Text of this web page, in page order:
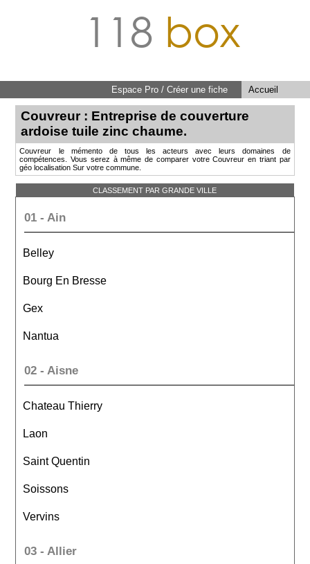
118 box
Accueil
Espace Pro / Créer une fiche
Couvreur : Entreprise de couverture
ardoise tuile zinc chaume.
Couvreur le mémento de tous les acteurs avec leurs domaines de
compétences. Vous serez à même de comparer votre Couvreur en triant par
géo localisation Sur votre commune.
CLASSEMENT PAR GRANDE VILLE
01 - Ain
Belley
Bourg En Bresse
Gex
Nantua
02 - Aisne
Chateau Thierry
Laon
Saint Quentin
Soissons
Vervins
03 - Allier